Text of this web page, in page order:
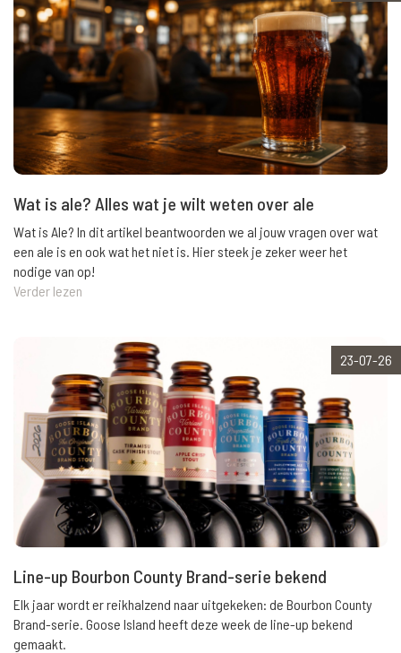
Wat is ale? Alles wat je wilt weten over ale
Wat is Ale? In dit artikel beantwoorden we al jouw vragen over wat
een ale is en ook wat het niet is. Hier steek je zeker weer het
nodige van op!
Verder lezen
23-07-26
Line-up Bourbon County Brand-serie bekend
Elk jaar wordt er reikhalzend naar uitgekeken: de Bourbon County
Brand-serie. Goose Island heeft deze week de line-up bekend
gemaakt.